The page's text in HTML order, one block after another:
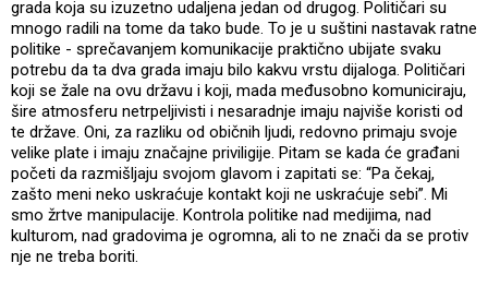
grada koja su izuzetno udaljena jedan od drugog. Političari su
mnogo radili na tome da tako bude. To je u suštini nastavak ratne
politike - sprečavanjem komunikacije praktično ubijate svaku
potrebu da ta dva grada imaju bilo kakvu vrstu dijaloga. Političari
koji se žale na ovu državu i koji, mada međusobno komuniciraju,
šire atmosferu netrpeljivisti i nesaradnje imaju najviše koristi od
te države. Oni, za razliku od običnih ljudi, redovno primaju svoje
velike plate i imaju značajne priviligije. Pitam se kada će građani
početi da razmišljaju svojom glavom i zapitati se: “Pa čekaj,
zašto meni neko uskraćuje kontakt koji ne uskraćuje sebi”. Mi
smo žrtve manipulacije. Kontrola politike nad medijima, nad
kulturom, nad gradovima je ogromna, ali to ne znači da se protiv
nje ne treba boriti.